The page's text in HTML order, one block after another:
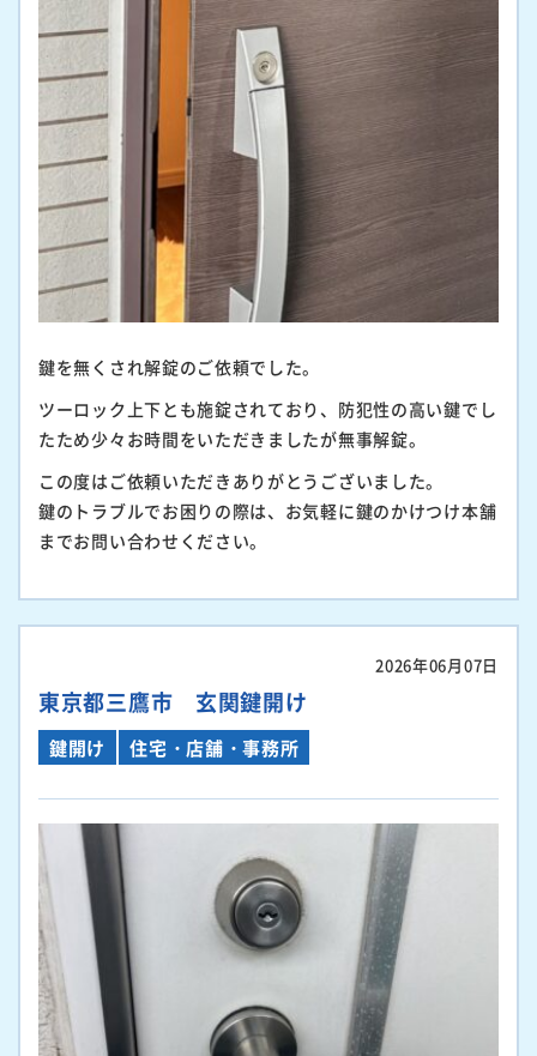
鍵を無くされ解錠のご依頼でした。
ツーロック上下とも施錠されており、防犯性の高い鍵でし
たため少々お時間をいただきましたが無事解錠。
この度はご依頼いただきありがとうございました。
鍵のトラブルでお困りの際は、お気軽に鍵のかけつけ本舗
までお問い合わせください。
2026年06月07日
東京都三鷹市 玄関鍵開け
鍵開け 住宅・店舗・事務所